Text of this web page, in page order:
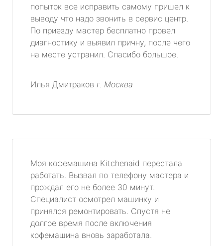
попыток все исправить самому пришел к
выводу что надо звонить в сервис центр.
По приезду мастер бесплатно провел
диагностику и выявил причну, после чего
на месте устранил. Спасибо большое.
Илья Дмитраков г. Москва
Моя кофемашина Kitchenaid перестала
работать. Вызвал по телефону мастера и
прождал его не более 30 минут.
Специалист осмотрел машинку и
принялся ремонтировать. Спустя не
долгое время после включения
кофемашина вновь заработала.